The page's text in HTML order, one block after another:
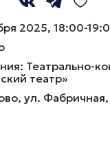
два
маршруты
2025, 18:00-
Театрально-
театр»
ул.